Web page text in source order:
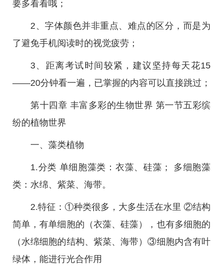
要多看看哦；
2、字体颜色并非重点、难点的区分，而是为
了避免手机阅读时的视觉疲劳；
3、距离考试时间较紧，建议坚持每天花15
——20分钟看一遍，已掌握的内容可以直接跳过；
第十四章 丰富多彩的生物世界 第一节五彩缤
纷的植物世界
一、藻类植物
1.分类 单细胞藻类：衣藻、硅藻； 多细胞藻
类：水绵、紫菜、海带。
2.特征：①种类很多，大多生活在水里 ②结构
简单，有单细胞的（衣藻、硅藻），也有多细胞的
（水绵细胞的结构、紫菜、海带）③细胞内含有叶
绿体，能进行光合作用